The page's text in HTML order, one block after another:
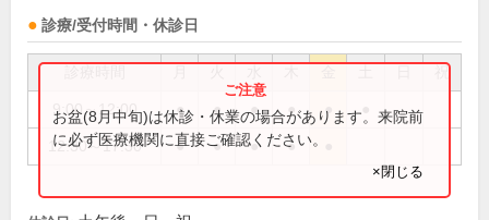
診療/受付時間・休診日
祝
9:00～12:00 ● ● ● ● ●
12:30～17:30 ● ● ● ●
お盆(8月中旬)は休診・休業の場合があります。来院前
に必ず医療機関に直接ご確認ください。
×閉じる